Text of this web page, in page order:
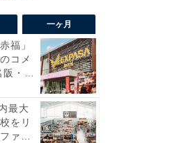
一ヶ月
福」
コメ
・
最大
をリ
ァ